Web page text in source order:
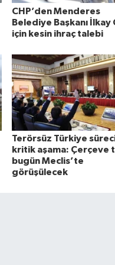
CHP’den Menderes
Belediye Başkanı İlkay
için kesin ihraç talebi
Terörsüz Türkiye
kritik aşama: Çerçeve
bugün Meclis’te
görüşülecek